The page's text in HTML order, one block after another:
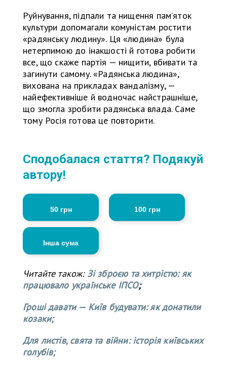
Руйнування, підпали та нищення пам’яток
культури допомагали комуністам ростити
«радянську людину». Ця «людина» була
нетерпимою до інакшості й готова робити
все, що скаже партія — нищити, вбивати та
загинути самому. «Радянська людина»,
вихована на прикладах вандалізму, —
найефективніше й водночас найстрашніше,
що змогла зробити радянська влада. Саме
тому Росія готова це повторити.
Сподобалася стаття? Подякуй
автору!
50 грн 100 грн
Інша сума
Читайте також: Зі зброєю та хитрістю: як
працювало українське ІПСО;
Гроші давати — Київ будувати: як донатили
козаки;
Для листів, свята та війни: історія київських
голубів;